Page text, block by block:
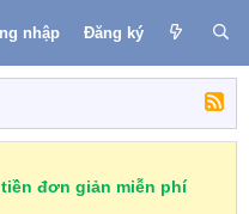
nhập Đăng ký
đơn giản miễn phí